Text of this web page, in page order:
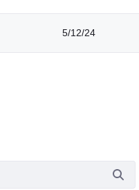
5/12/24